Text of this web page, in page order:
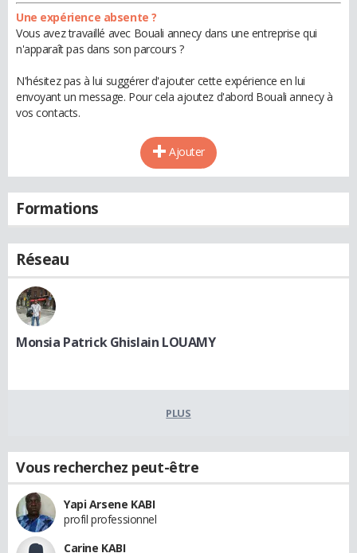
Une expérience absente ?
Vous avez travaillé avec Bouali annecy dans une entreprise qui
n'apparaît pas dans son parcours ?
N'hésitez pas à lui suggérer d'ajouter cette expérience en lui
envoyant un message. Pour cela ajoutez d'abord Bouali annecy à
vos contacts.
Ajouter
Formations
Réseau
Monsia Patrick Ghislain LOUAMY
PLUS
Vous recherchez peut-être
Yapi Arsene KABI
profil professionnel
Carine KABI